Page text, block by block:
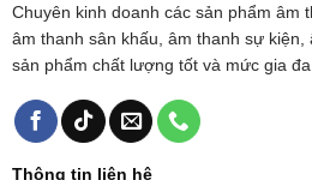
Chuyên kinh doanh các sản phẩm âm
âm thanh sân khấu, âm thanh sự kiện,
sản phẩm chất lượng tốt và mức gia đa
Thông tin liên hệ